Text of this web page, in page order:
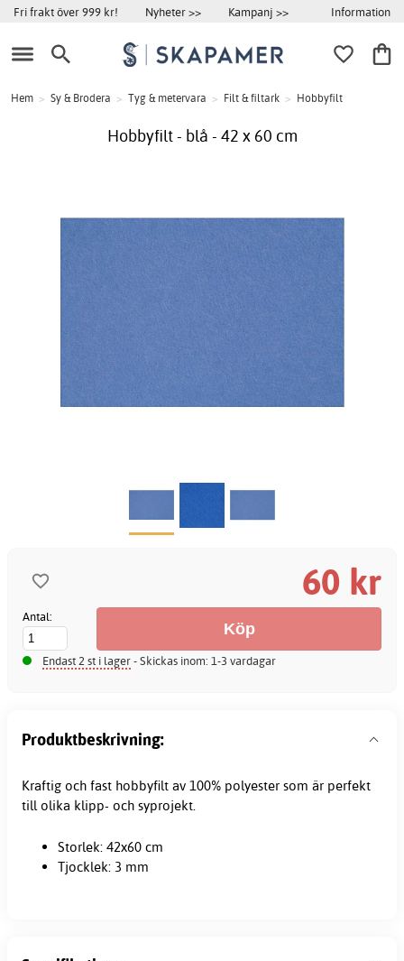
Fri frakt över 999 kr! Nyheter >> Kampanj >> Information
Hem > Sy & Brodera > Tyg & metervara > Filt & filtark > Hobbyfilt
Hobbyfilt - blå - 42 x 60 cm
60 kr
Antal:
Endast 2 st i lager- Skickas inom: 1-3 vardagar
Produktbeskrivning:
Kraftig och fast hobbyfilt av 100% polyester som är perfekt
till olika klipp- och syprojekt.
Storlek: 42x60 cm
Tjocklek: 3 mm